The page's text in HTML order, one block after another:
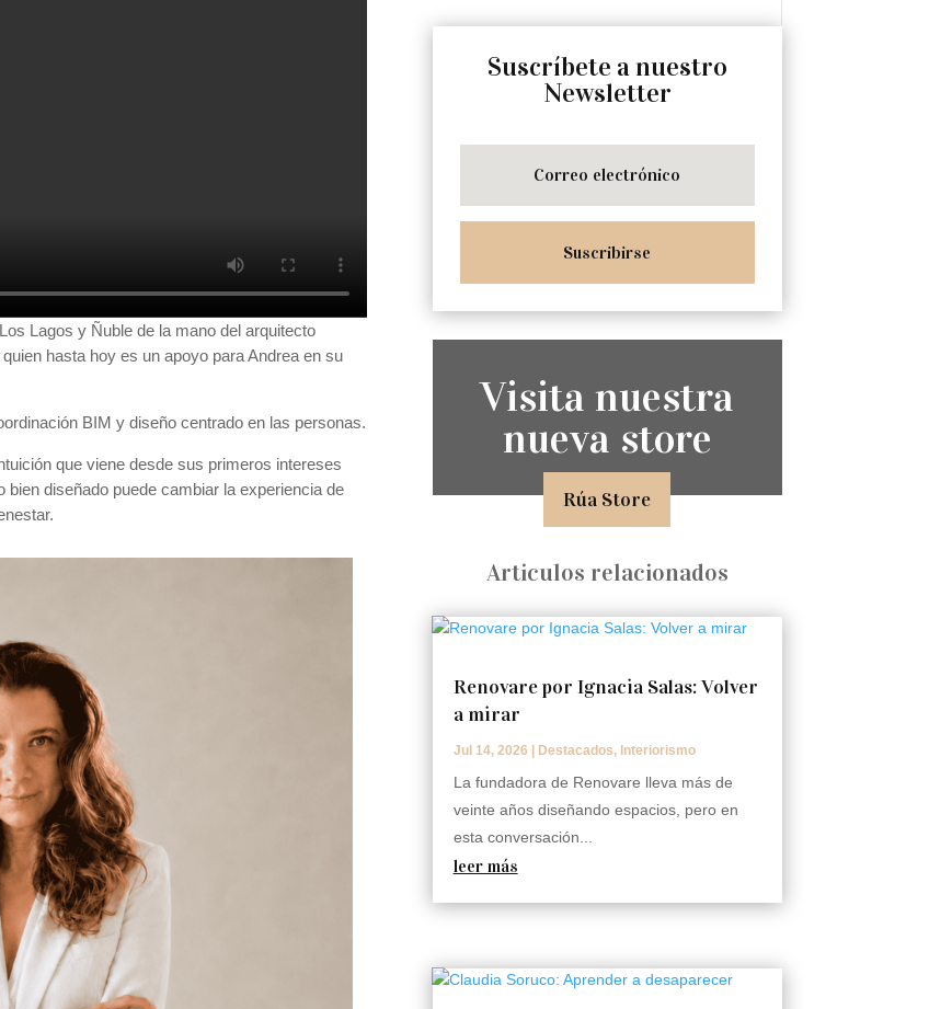
Lagos y Ñuble de la mano del arquitecto
hasta hoy es un apoyo para Andrea en su
BIM y diseño centrado en las personas.
que viene desde sus primeros intereses
diseñado puede cambiar la experiencia de
Suscríbete a nuestro
Newsletter
Suscribirse
Visita nuestra
nueva store
Rúa Store
Articulos relacionados
Renovare por Ignacia Salas: Volver
a mirar
Jul 14, 2026 Destacados, Interiorismo
La fundadora de Renovare lleva más de
veinte años diseñando espacios, pero en
esta conversación...
leer más